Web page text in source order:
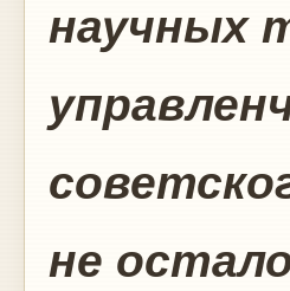
научных
не